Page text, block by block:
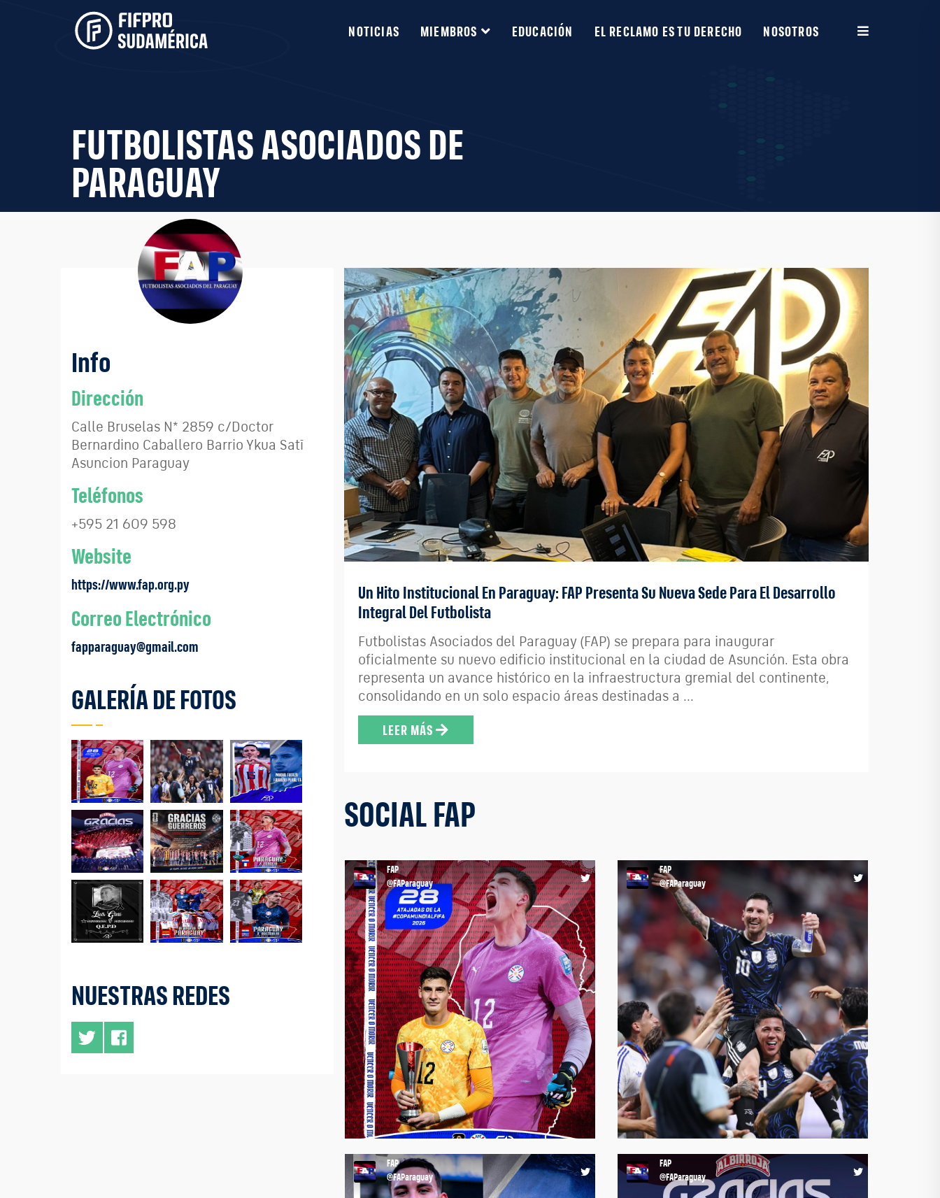
NOTICIAS MIEMBROS EDUCACIÓN EL RECLAMO ES TU DERECHO NOSOTROS
FUTBOLISTAS ASOCIADOS DE
PARAGUAY
Info
Dirección
Calle Bruselas N* 2859 c/Doctor
Bernardino Caballero Barrio Ykua Satī
Asuncion Paraguay
Teléfonos
+595 21 609 598
Website
https://www.fap.org.py
Correo Electrónico
fapparaguay@gmail.com
GALERÍA DE FOTOS
NUESTRAS REDES
Un Hito Institucional En Paraguay: FAP Presenta Su Nueva Sede Para El Desarrollo
Integral Del Futbolista
Futbolistas Asociados del Paraguay (FAP) se prepara para inaugurar
oficialmente su nuevo edificio institucional en la ciudad de Asunción. Esta obra
representa un avance histórico en la infraestructura gremial del continente,
consolidando en un solo espacio áreas destinadas a ...
LEER MÁS
SOCIAL FAP
FAP
@FAParaguay
⚽️ ¡Felicitamos al arquero de la #Albirroja, Orlando Gill,
por ser el portero con más atajadas (28) del
#Mundial2026 🏆🌎! 💪🏼 ¡CONGRATULACIONES,
ORLANDO!🤩 #FAP #FutbolistasParaguayos
#FútbolParaguayo https://t.co/vXu5LXuC3l
11:56 20-07-26
FAP
@FAParaguay
RT @FIFProAmerica: 🌎 Sudamérica en lo más alto,
¡otra vez! 🔗 https://t.co/qwmAr8PQwr @FIFPRO
@CONMEBOL https://t.co/bo9bXCzGwf
00:01 16-07-26
FAP
@FAParaguay
FAP
@FAParaguay